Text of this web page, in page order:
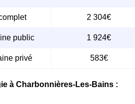
2 304€
public 1 924€
privé 583€
à Charbonnières-Les-Bains :